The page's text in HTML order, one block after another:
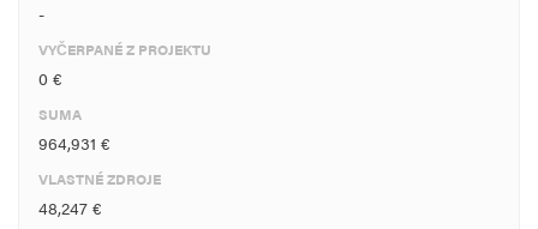
-
VYČERPANÉ Z PROJEKTU
0 €
SUMA
964,931 €
VLASTNÉ ZDROJE
48,247 €